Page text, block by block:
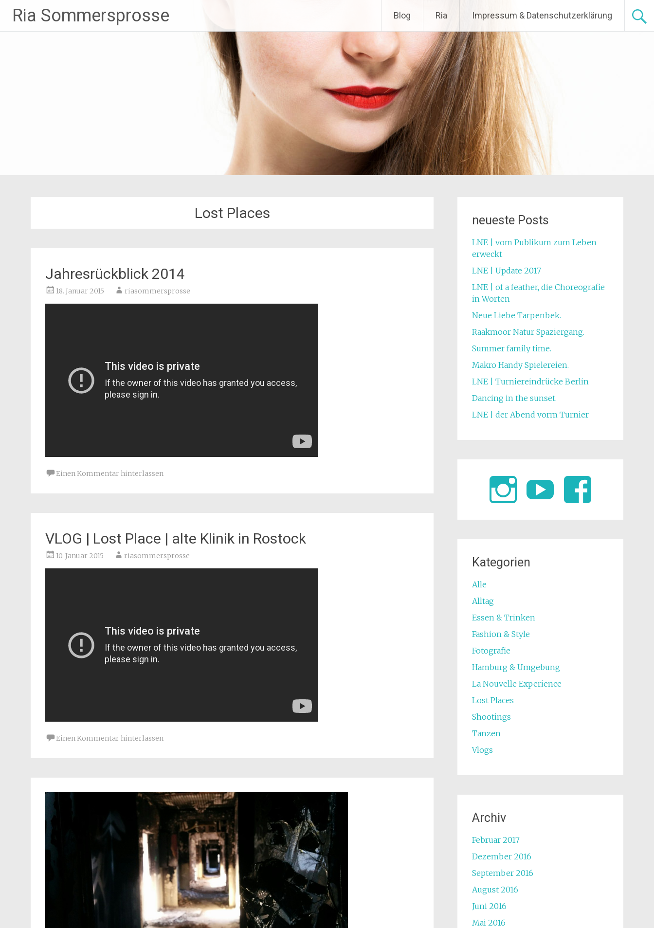
Inhalt
springen
Ria Sommersprosse Blog Ria Impressum & Datenschutzerklärung
Lost Places
Jahresrückblick 2014
18. Januar 2015 riasommersprosse
Einen Kommentar hinterlassen
VLOG | Lost Place | alte Klinik in Rostock
10. Januar 2015 riasommersprosse
Einen Kommentar hinterlassen
neueste Posts
LNE | vom Publikum zum Leben
erweckt
LNE | Update 2017
LNE | of a feather, die Choreografie
in Worten
Neue Liebe Tarpenbek.
Raakmoor Natur Spaziergang.
Summer family time.
Makro Handy Spielereien.
LNE | Turniereindrücke Berlin
Dancing in the sunset.
LNE | der Abend vorm Turnier
Kategorien
Alle
Alltag
Essen & Trinken
Fashion & Style
Fotografie
Hamburg & Umgebung
La Nouvelle Experience
Lost Places
Shootings
Tanzen
Vlogs
Archiv
Februar 2017
Dezember 2016
September 2016
August 2016
Juni 2016
Mai 2016